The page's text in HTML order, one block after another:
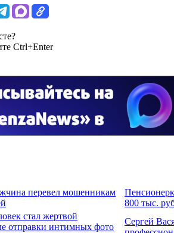
Ctrl+Enter
перевел мошенникам
800 тыс.
стал жертвой
отправки интимных фото
Сергей